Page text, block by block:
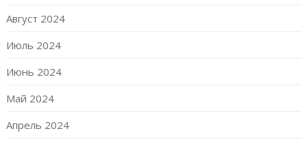
Август 2024
Июль 2024
Июнь 2024
Май 2024
Апрель 2024